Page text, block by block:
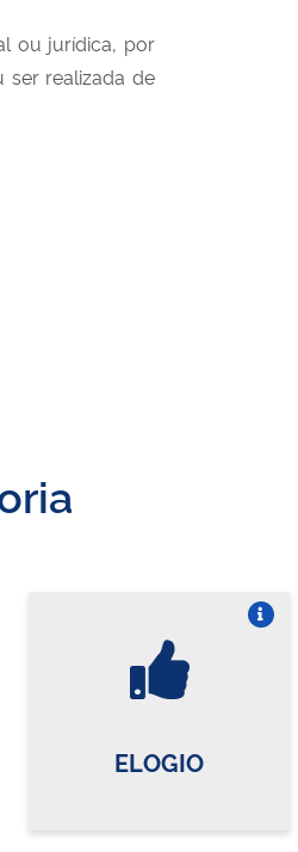
ou jurídica, por
ser realizada de
ELOGIO